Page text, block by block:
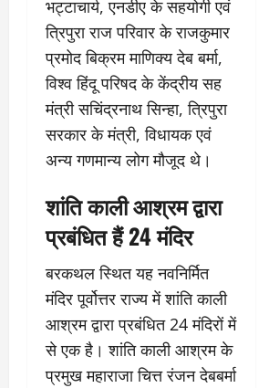
भट्टाचार्य, एनडीए के सहयोगी एवं
त्रिपुरा राज परिवार के राजकुमार
प्रमोद बिक्रम माणिक्य देब बर्मा,
विश्व हिंदू परिषद के केंद्रीय सह
मंत्री सचिंद्रनाथ सिन्हा, त्रिपुरा
सरकार के मंत्री, विधायक एवं
अन्य गणमान्य लोग मौजूद थे।
शांति काली आश्रम द्वारा
प्रबंधित हैं 24 मंदिर
बरकथल स्थित यह नवनिर्मित
मंदिर पूर्वोत्तर राज्य में शांति काली
आश्रम द्वारा प्रबंधित 24 मंदिरों में
से एक है। शांति काली आश्रम के
प्रमुख महाराजा चित्त रंजन देबबर्मा